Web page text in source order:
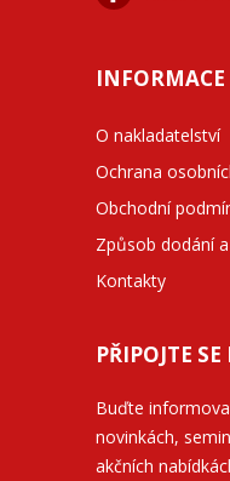
INFORMACE
O nakladatelství
Ochrana
Obchodní
Způsob dodání
Kontakty
PŘIPOJTE
Buďte
novinkách,
akčních